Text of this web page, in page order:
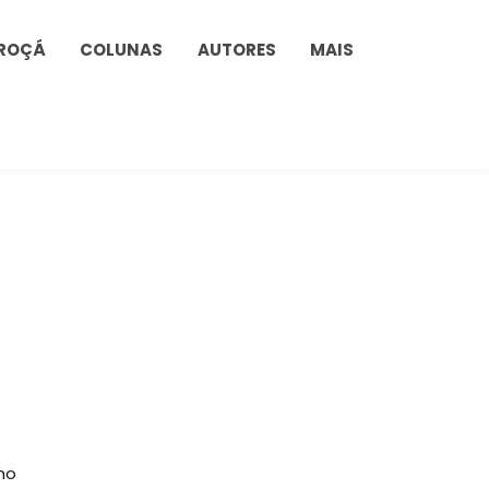
COLUNAS AUTORES MAIS